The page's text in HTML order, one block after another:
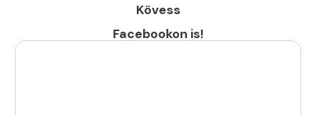
Kövess
Facebookon is!